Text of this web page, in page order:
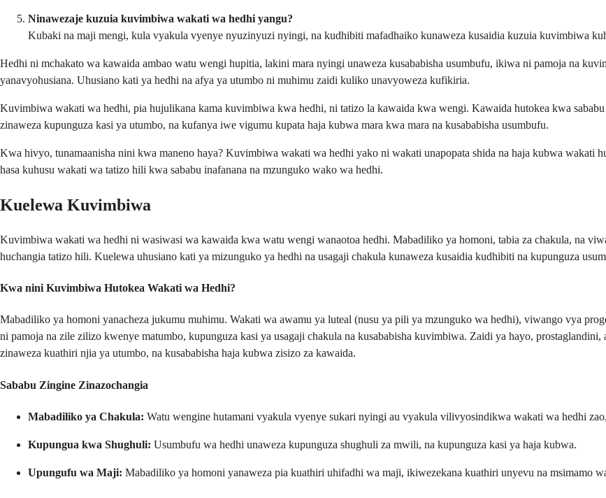
Ninawezaje kuzuia kuvimbiwa wakati wa hedhi yangu?
Kubaki na maji mengi, kula vyakula vyenye nyuzinyuzi nyingi, na kudhibiti mafadhaiko kunaweza kusaidia kuzuia kuvimbiwa
Hedhi ni mchakato wa kawaida ambao watu wengi hupitia, lakini mara nyingi unaweza kusababisha usumbufu, ikiwa ni pamoja na
yanavyohusiana. Uhusiano kati ya hedhi na afya ya utumbo ni muhimu zaidi kuliko unavyoweza kufikiria.
Kuvimbiwa wakati wa hedhi, pia hujulikana kama kuvimbiwa kwa hedhi, ni tatizo la kawaida kwa wengi. Kawaida hutokea kwa
zinaweza kupunguza kasi ya utumbo, na kufanya iwe vigumu kupata haja kubwa mara kwa mara na kusababisha usumbufu.
Kwa hivyo, tunamaanisha nini kwa maneno haya? Kuvimbiwa wakati wa hedhi yako ni wakati unapopata shida na haja kubwa
hasa kuhusu wakati wa tatizo hili kwa sababu inafanana na mzunguko wako wa hedhi.
Kuelewa Kuvimbiwa
Kuvimbiwa wakati wa hedhi ni wasiwasi wa kawaida kwa watu wengi wanaotoa hedhi. Mabadiliko ya homoni, tabia za chakula, na
huchangia tatizo hili. Kuelewa uhusiano kati ya mizunguko ya hedhi na usagaji chakula kunaweza kusaidia kudhibiti na kupunguza
Kwa nini Kuvimbiwa Hutokea Wakati wa Hedhi?
Mabadiliko ya homoni yanacheza jukumu muhimu. Wakati wa awamu ya luteal (nusu ya pili ya mzunguko wa hedhi), viwango vya
ni pamoja na zile zilizo kwenye matumbo, kupunguza kasi ya usagaji chakula na kusababisha kuvimbiwa. Zaidi ya hayo,
zinaweza kuathiri njia ya utumbo, na kusababisha haja kubwa zisizo za kawaida.
Sababu Zingine Zinazochangia
Mabadiliko ya Chakula: Watu wengine hutamani vyakula vyenye sukari nyingi au vyakula vilivyosindikwa wakati wa hedhi
Kupungua kwa Shughuli: Usumbufu wa hedhi unaweza kupunguza shughuli za mwili, na kupunguza kasi ya haja kubwa.
Upungufu wa Maji: Mabadiliko ya homoni yanaweza pia kuathiri uhifadhi wa maji, ikiwezekana kuathiri unyevu na msimamo